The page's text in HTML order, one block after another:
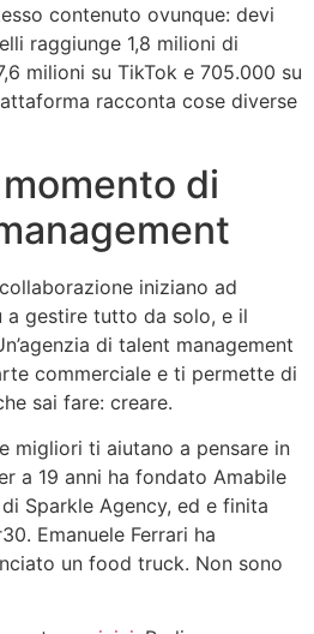
contenuto ovunque: devi
raggiunge 1,8 milioni di
milioni su TikTok e 705.000 su
racconta cose diverse
di
iniziano ad
a gestire tutto da solo, e il
di talent management
commerciale e ti permette di
sai fare: creare.
migliori ti aiutano a pensare in
a 19 anni ha fondato Amabile
Sparkle Agency, ed e finita
Emanuele Ferrari ha
un food truck. Non sono